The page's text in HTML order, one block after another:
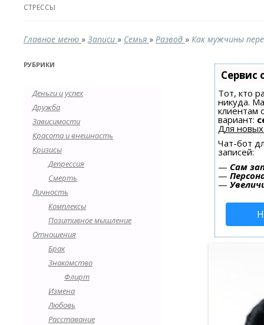
СТРЕССЫ
Главное меню » Записи » Семья » Развод » Как мужчины
РУБРИКИ
Деньги и успех
Дружба
Зависимости
Красота и внешность
Кризисы
Депрессия
Смерть
Личность
Комплексы
Позитивное мышление
Отношения
Брак
Знакомство
Флирт
Измена
Любовь
Расставание
Сервис
Тот, кто
никуда.
клиентам
вариант:
Для
Чат-бот
записей:
— Сам
—
—